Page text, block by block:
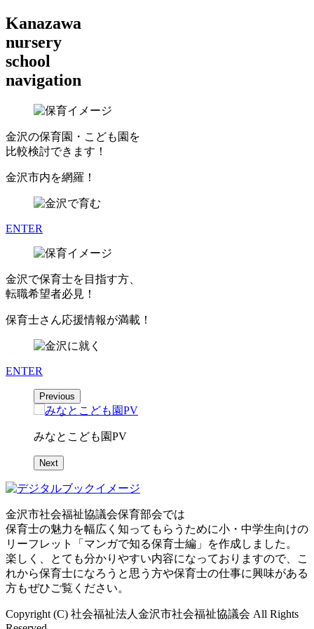
Kanazawa
nursery
school
navigation
金沢の保育園・こども園を
比較検討できます！
金沢市内を網羅！
ENTER
金沢で保育士を目指す方、
転職希望者必見！
保育士さん応援情報が満載！
ENTER
Previous
みなとこども園PV
Next
金沢市社会福祉協議会保育部会では
保育士の魅力を幅広く知ってもらうために小・中学生向けの
リーフレット「マンガで知る保育士編」を作成しました。
楽しく、とても分かりやすい内容になっておりますので、こ
れから保育士になろうと思う方や保育士の仕事に興味がある
方もぜひご覧ください。
Copyright (C) 社会福祉法人金沢市社会福祉協議会 All Rights